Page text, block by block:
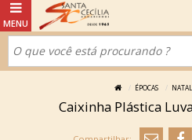
ÉPOCAS NATAL
Caixinha Plástica